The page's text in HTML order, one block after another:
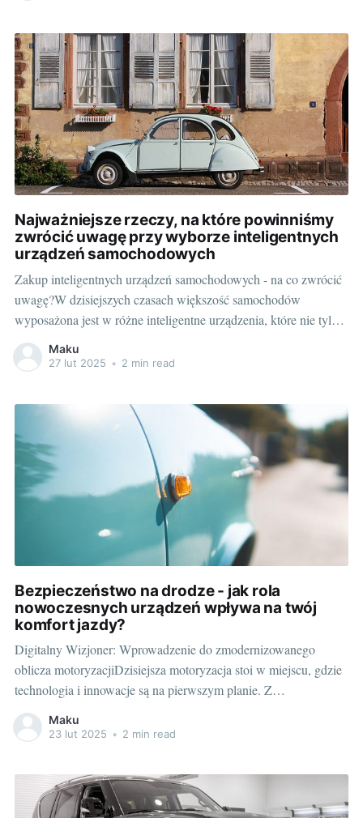
satelitów i na
Najważniejsze rzeczy, na które powinniśmy
zwrócić uwagę przy wyborze inteligentnych
urządzeń samochodowych
Zakup inteligentnych urządzeń samochodowych - na co zwrócić
uwagę?W dzisiejszych czasach większość samochodów
wyposażona jest w różne inteligentne urządzenia, które nie tylko
zwiększają komfort jazdy, ale także bezpieczeństwo na drodze.
Wybór takich gadżetów może być jednak skomplikowany,
Dlatego poniżej zaprezentujemy najważniejsze aspekty,
Maku
27 lut 2025 • 2 min read
Bezpieczeństwo na drodze - jak rola
nowoczesnych urządzeń wpływa na twój
komfort jazdy?
Digitalny Wizjoner: Wprowadzenie do zmodernizowanego
oblicza motoryzacjiDzisiejsza motoryzacja stoi w miejscu, gdzie
technologia i innowacje są na pierwszym planie. Z
technologicznym postępem, coraz częściej zauważamy
pojawienie się nowych systemów i urządzeń, które znamienicie
tym, co mieliśmy do dyspozycji kilkadziesiąt lat temu, różnica
Maku
23 lut 2025 • 2 min read